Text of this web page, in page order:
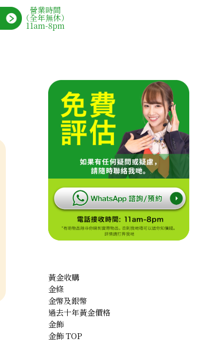
營業時間
（全年無休）
11am-8pm
黃金收購
金條
金幣及銀幣
過去十年黃金價格
金飾
金飾 TOP